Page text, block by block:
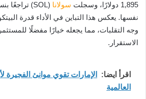
1,895 دولارًا، وسجلت
سولانا
نفسها. يعكس هذا التباين في الأداء قدرة
وجه التقلبات، مما يجعله خيارًا مفضلًا
الاستقرار.
اقرأ ايضا:
الإمارات تقوي موانئ الفجيرة
العالمية